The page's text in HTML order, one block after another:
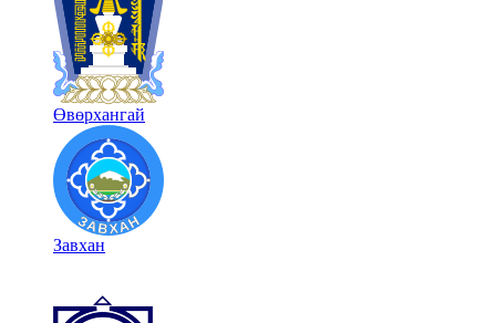
Өвөрхангай
Завхан